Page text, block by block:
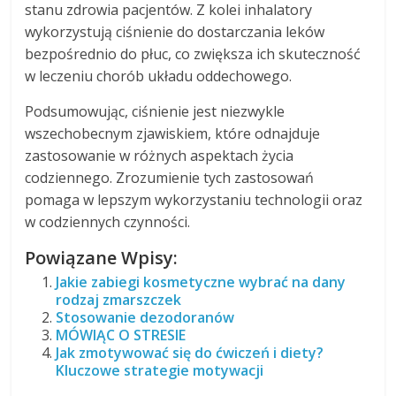
stanu zdrowia pacjentów. Z kolei inhalatory
wykorzystują ciśnienie do dostarczania leków
bezpośrednio do płuc, co zwiększa ich skuteczność
w leczeniu chorób układu oddechowego.
Podsumowując, ciśnienie jest niezwykle
wszechobecnym zjawiskiem, które odnajduje
zastosowanie w różnych aspektach życia
codziennego. Zrozumienie tych zastosowań
pomaga w lepszym wykorzystaniu technologii oraz
w codziennych czynności.
Powiązane Wpisy:
Jakie zabiegi kosmetyczne wybrać na dany
rodzaj zmarszczek
Stosowanie dezodoranów
MÓWIĄC O STRESIE
Jak zmotywować się do ćwiczeń i diety?
Kluczowe strategie motywacji